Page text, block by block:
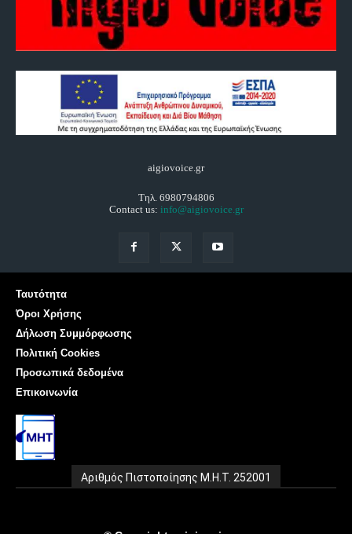
aigiovoice.gr
Τηλ. 6980794806
Contact us: info@aigiovoice.gr
Ταυτότητα
Όροι Χρήσης
Δήλωση Συμμόρφωσης
Πολιτική Cookies
Προσωπικά δεδομένα
Επικοινωνία
Αριθμός Πιστοποίησης Μ.Η.Τ. 252001